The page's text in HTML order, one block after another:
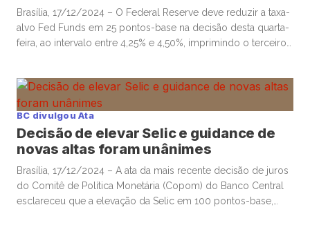
Brasília, 17/12/2024 – O Federal Reserve deve reduzir a taxa-
alvo Fed Funds em 25 pontos-base na decisão desta quarta-
feira, ao intervalo entre 4,25% e 4,50%, imprimindo o terceiro
de afrouxamento monetário, diante de uma atividade
econômica resiliente, e potenciais mudanças significativas […]
BC divulgou Ata
Decisão de elevar Selic e guidance de
novas altas foram unânimes
Brasília, 17/12/2024 – A ata da mais recente decisão de juros
do Comitê de Política Monetária (Copom) do Banco Central
esclareceu que a elevação da Selic em 100 pontos-base,